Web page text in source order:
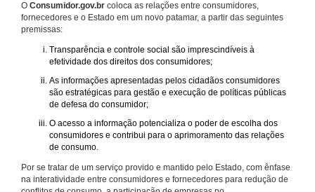
O Consumidor.gov.br coloca as relações entre consumidores,
fornecedores e o Estado em um novo patamar, a partir das seguintes
premissas:
Transparência e controle social são imprescindíveis à
efetividade dos direitos dos consumidores;
As informações apresentadas pelos cidadãos consumidores
são estratégicas para gestão e execução de políticas públicas
de defesa do consumidor;
O acesso a informação potencializa o poder de escolha dos
consumidores e contribui para o aprimoramento das relações
de consumo.
Por se tratar de um serviço provido e mantido pelo Estado, com ênfase
na interatividade entre consumidores e fornecedores para redução de